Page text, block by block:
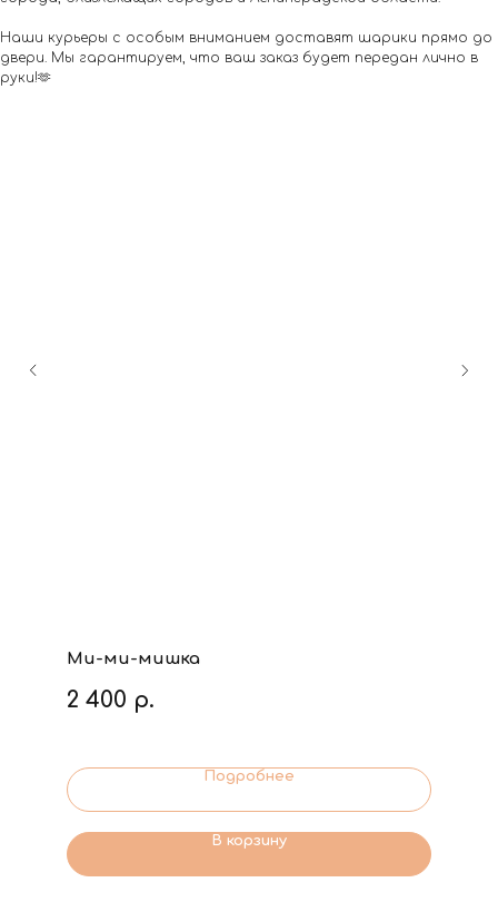
Наши курьеры с особым вниманием доставят шарики прямо до
двери. Мы гарантируем, что ваш заказ будет передан лично в
руки!🫶
Ми-ми-мишка
2 400 р.
Подробнее
В корзину